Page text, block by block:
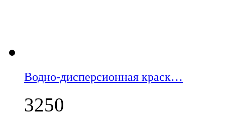
Водно-дисперсионная краск…
3250